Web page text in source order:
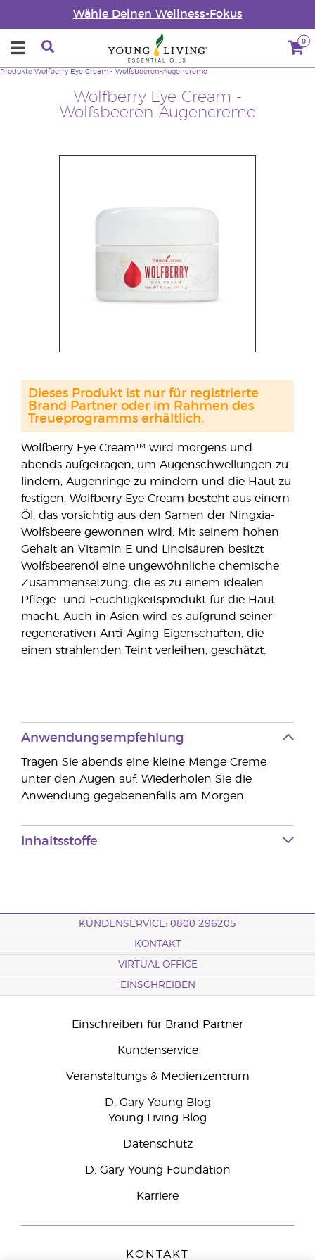
Wähle Deinen Wellness-Fokus
0
Wolfberry Eye Cream -
Wolfsbeeren-Augencreme
Produkte Wolfberry Eye Cream - Wolfsbeeren-Augencreme
Wolfberry Eye Cream™ wird morgens und
abends aufgetragen, um Augenschwellungen zu
lindern, Augenringe zu mindern und die Haut zu
festigen. Wolfberry Eye Cream besteht aus einem
Öl, das vorsichtig aus den Samen der Ningxia-
Wolfsbeere gewonnen wird. Mit seinem hohen
Gehalt an Vitamin E und Linolsäuren besitzt
Wolfsbeerenöl eine ungewöhnliche chemische
Zusammensetzung, die es zu einem idealen
Pflege- und Feuchtigkeitsprodukt für die Haut
macht. Auch in Asien wird es aufgrund seiner
regenerativen Anti-Aging-Eigenschaften, die
einen strahlenden Teint verleihen, geschätzt.
Dieses Produkt ist nur für registrierte
Brand Partner oder im Rahmen des
Treueprogramms erhältlich.
Anwendungsempfehlung
Tragen Sie abends eine kleine Menge Creme
unter den Augen auf. Wiederholen Sie die
Anwendung gegebenenfalls am Morgen.
Inhaltsstoffe
KUNDENSERVICE: 0800 296205
KONTAKT
VIRTUAL OFFICE
EINSCHREIBEN
Einschreiben für Brand Partner
Kundenservice
Veranstaltungs & Medienzentrum
D. Gary Young Blog
Young Living Blog
Datenschutz
D. Gary Young Foundation
Karriere
KONTAKT